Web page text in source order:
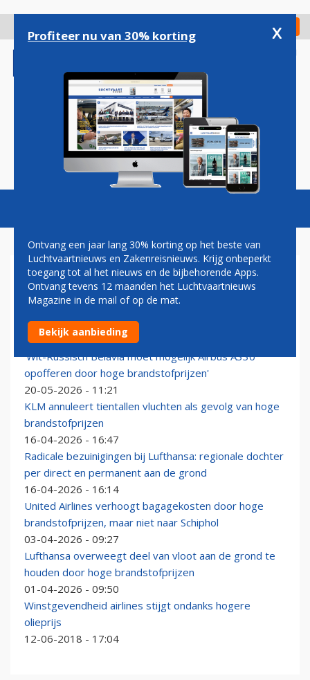
gaan
Check in
Magazine Podcasts Vacatures
BRANDSTOFPRIJZEN
Lufthansa blijft óók snijden in vluchtschema ná oktober
21-05-2026 - 13:42
'Wit-Russisch Belavia moet mogelijk Airbus A330
opofferen door hoge brandstofprijzen'
20-05-2026 - 11:21
KLM annuleert tientallen vluchten als gevolg van hoge
brandstofprijzen
16-04-2026 - 16:47
Radicale bezuinigingen bij Lufthansa: regionale dochter
per direct en permanent aan de grond
16-04-2026 - 16:14
United Airlines verhoogt bagagekosten door hoge
brandstofprijzen, maar niet naar Schiphol
03-04-2026 - 09:27
Lufthansa overweegt deel van vloot aan de grond te
houden door hoge brandstofprijzen
01-04-2026 - 09:50
Winstgevendheid airlines stijgt ondanks hogere
olieprijs
12-06-2018 - 17:04
Profiteer nu van 30% korting x
Ontvang een jaar lang 30% korting op het beste van
Luchtvaartnieuws en Zakenreisnieuws. Krijg onbeperkt
toegang tot al het nieuws en de bijbehorende Apps.
Ontvang tevens 12 maanden het Luchtvaartnieuws
Magazine in de mail of op de mat.
Bekijk aanbieding